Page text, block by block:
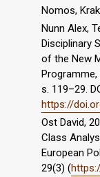
Nomos,
Nunn Alex,
Disciplinary
of the New
Programme,
s. 119–29.
https://
Ost David,
Class
European
29(3) (